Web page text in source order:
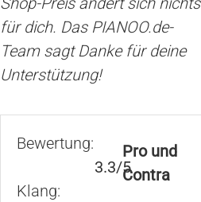
für dich. Das PIANOO.de-
Team sagt Danke für deine
Unterstützung!
Bewertung:
3.3/5
Klang:
Pro und
Contra